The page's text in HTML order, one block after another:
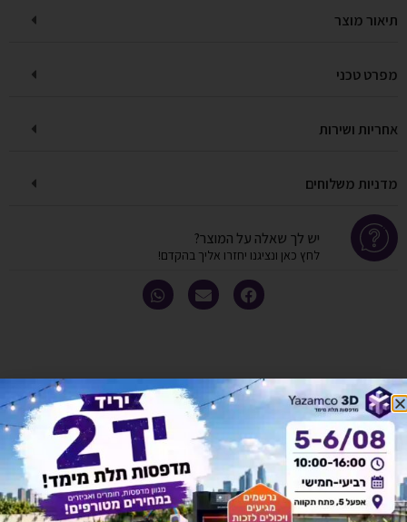
תיאור מוצר
מפרט טכני
אחריות ושירות
מדניות משלוחים
יש לך שאלה על המוצר?
לחץ כאן ונציגנו יחזרו אליך בהקדם!
אולי יעניין אותך גם